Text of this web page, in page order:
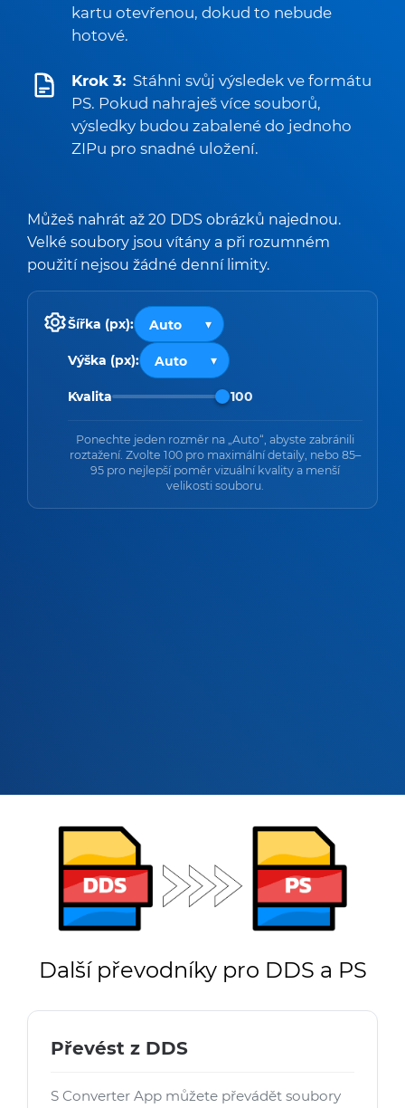
kartu otevřenou, dokud to nebude
hotové.
Krok 3: Stáhni svůj výsledek ve formátu
PS. Pokud nahraješ více souborů,
výsledky budou zabalené do jednoho
ZIPu pro snadné uložení.
Můžeš nahrát až 20 DDS obrázků najednou.
Velké soubory jsou vítány a při rozumném
použití nejsou žádné denní limity.
Šířka (px):
Výška (px):
Kvalita 100
Ponechte jeden rozměr na „Auto“, abyste zabránili
roztažení. Zvolte 100 pro maximální detaily, nebo 85–
95 pro nejlepší poměr vizuální kvality a menší
velikosti souboru.
Další převodníky pro DDS a PS
Převést z DDS
S Converter App můžete převádět soubory